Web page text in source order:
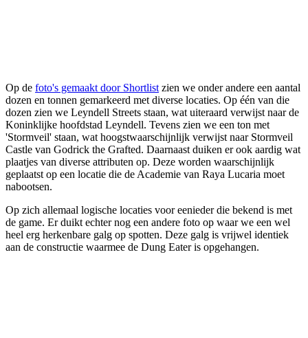
Op de foto's gemaakt door Shortlist zien we onder andere een aantal
dozen en tonnen gemarkeerd met diverse locaties. Op één van die
dozen zien we Leyndell Streets staan, wat uiteraard verwijst naar de
Koninklijke hoofdstad Leyndell. Tevens zien we een ton met
'Stormveil' staan, wat hoogstwaarschijnlijk verwijst naar Stormveil
Castle van Godrick the Grafted. Daarnaast duiken er ook aardig wat
plaatjes van diverse attributen op. Deze worden waarschijnlijk
geplaatst op een locatie die de Academie van Raya Lucaria moet
nabootsen.
Op zich allemaal logische locaties voor eenieder die bekend is met
de game. Er duikt echter nog een andere foto op waar we een wel
heel erg herkenbare galg op spotten. Deze galg is vrijwel identiek
aan de constructie waarmee de Dung Eater is opgehangen.